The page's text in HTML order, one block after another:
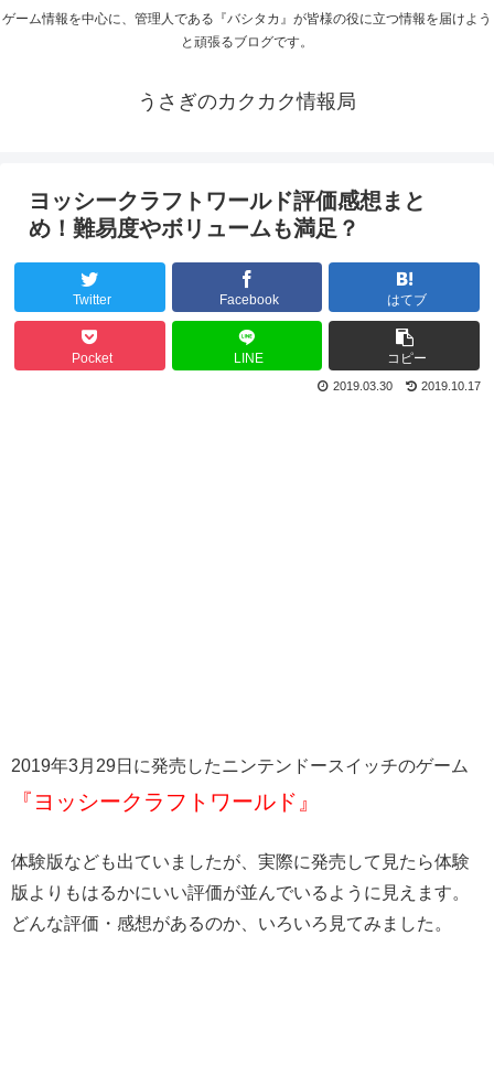
ゲーム情報を中心に、管理人である『バシタカ』が皆様の役に立つ情報を届けよう
と頑張るブログです。
うさぎのカクカク情報局
ヨッシークラフトワールド評価感想まと
め！難易度やボリュームも満足？
Twitter Facebook はてブ
Pocket LINE コピー
2019.10.17
2019.03.30
2019年3月29日に発売したニンテンドースイッチのゲーム
『ヨッシークラフトワールド』
体験版なども出ていましたが、実際に発売して見たら体験
版よりもはるかにいい評価が並んでいるように見えます。
どんな評価・感想があるのか、いろいろ見てみました。